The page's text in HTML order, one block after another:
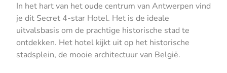
In het hart van het oude centrum van Antwerpen vind
je dit Secret 4-star Hotel. Het is de ideale
uitvalsbasis om de prachtige historische stad te
ontdekken. Het hotel kijkt uit op het historische
stadsplein, de mooie architectuur van België.